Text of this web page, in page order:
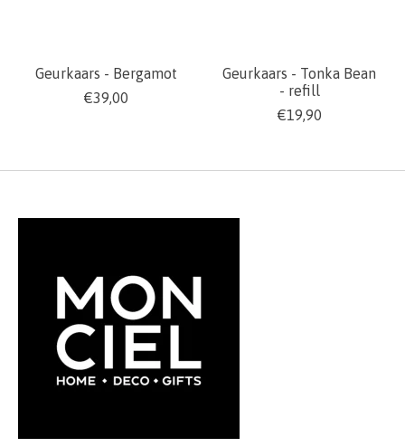
Geurkaars - Bergamot
€39,00
Geurkaars - Tonka Bean
- refill
€19,90